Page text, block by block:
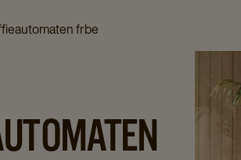
frbe